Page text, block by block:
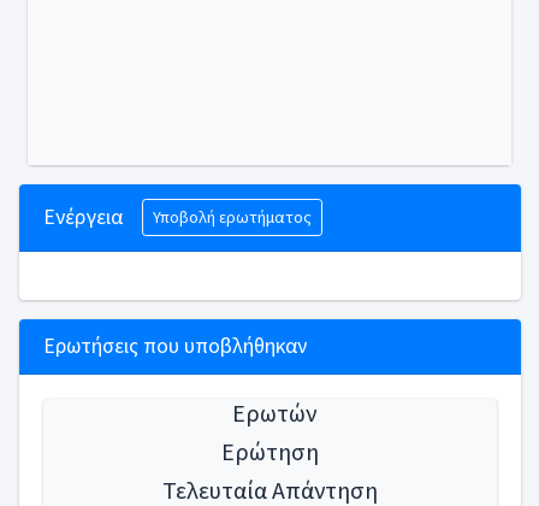
Ενέργεια Υποβολή ερωτήματος
Eρωτήσεις που υποβλήθηκαν
Ερωτών
Ερώτηση
Τελευταία Απάντηση